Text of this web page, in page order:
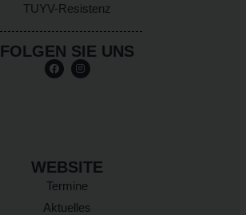
TUYV-Resistenz
FOLGEN SIE UNS
WEBSITE
Termine
Aktuelles